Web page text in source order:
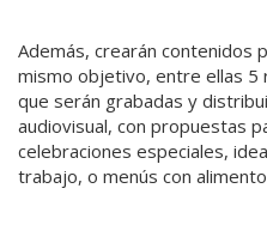
Además, crearán contenidos
mismo objetivo, entre ellas 5
que serán grabadas y
audiovisual, con propuestas
celebraciones especiales,
trabajo, o menús con